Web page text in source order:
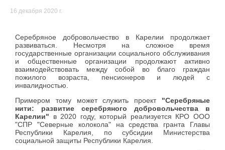
16 декабря 2020 г.
Серебряное добровольчество в Карелии продолжает
развиваться. Несмотря на сложное время
государственные организации социального обслуживания
и общественные организации продолжают активно
взаимодействовать между собой во благо граждан
пожилого возраста, пенсионеров и людей с
инвалидностью.
Примером тому может служить проект "Серебряные
нити: развитие серебряного добровольчества в
Карелии" в 2020 году, который реализуется КРО ООО
"СПР "Северные колокола" на средства гранта Главы
Республики Карелия, по субсидии Министерства
социальной защиты Республики Карелия.